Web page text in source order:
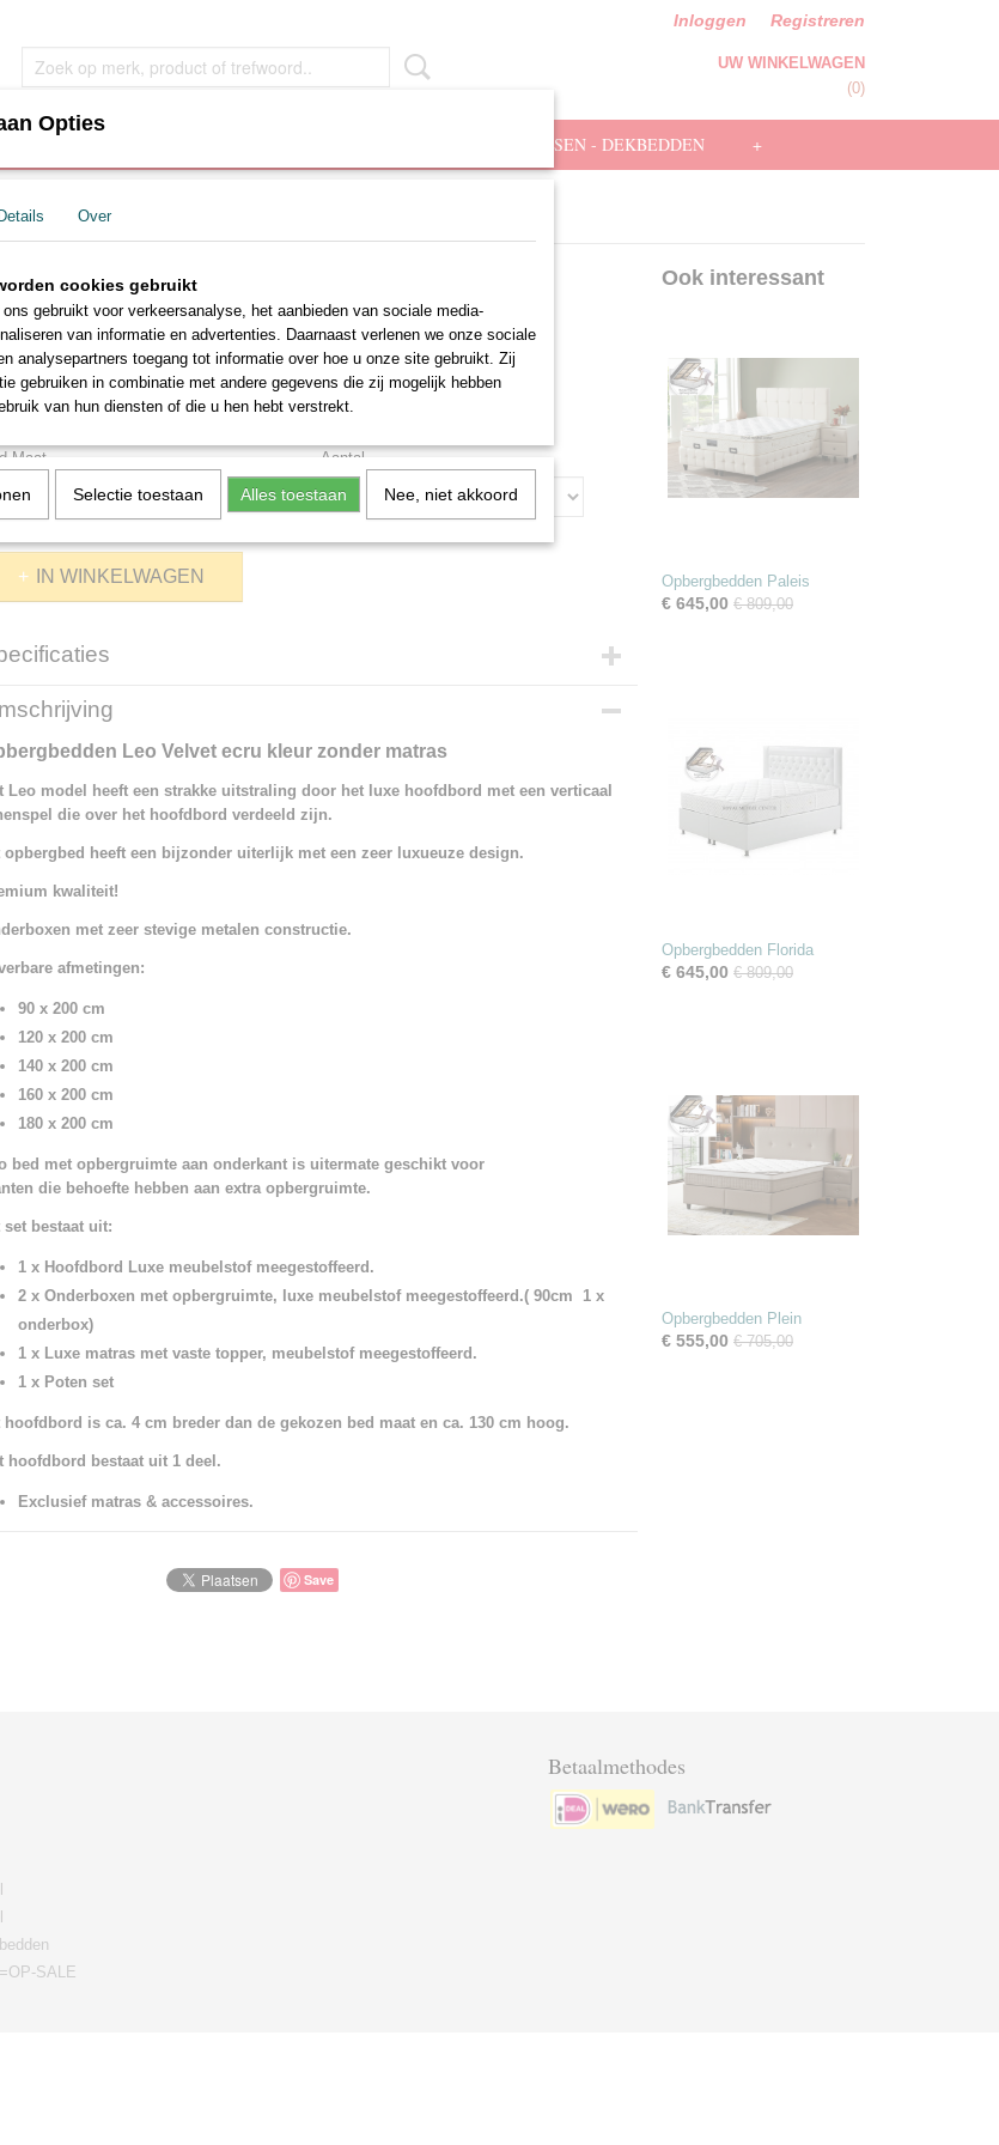
Inloggen Registreren
UW WINKELWAGEN
(0)
HOOFDKUSSEN - DEKBEDDEN +
Leo Velvet ecru kleur zonder matras
Leo Velvet ecru
zonder matras
€ 820,00 (inclusief btw 21%)
Maat Aantal
IN WINKELWAGEN
Leo Velvet ecru kleur zonder matras
Leo model heeft een strakke uitstraling door het luxe hoofdbord met een verticaal
die over het hoofdbord verdeeld zijn.
opbergbed heeft een bijzonder uiterlijk met een zeer luxueuze design.
kwaliteit!
met zeer stevige metalen constructie.
afmetingen:
90 x 200 cm
120 x 200 cm
140 x 200 cm
160 x 200 cm
180 x 200 cm
bed met opbergruimte aan onderkant is uitermate geschikt voor
die behoefte hebben aan extra opbergruimte.
set bestaat uit:
1 x Hoofdbord Luxe meubelstof meegestoffeerd.
2 x Onderboxen met opbergruimte, luxe meubelstof meegestoffeerd.( 90cm 1 x
onderbox)
1 x Luxe matras met vaste topper, meubelstof meegestoffeerd.
1 x Poten set
hoofdbord is ca. 4 cm breder dan de gekozen bed maat en ca. 130 cm hoog.
hoofdbord bestaat uit 1 deel.
Exclusief matras & accessoires.
Save
Ook interessant
Opbergbedden Paleis
€ 645,00 € 809,00
Opbergbedden Florida
€ 645,00 € 809,00
Opbergbedden Plein
€ 555,00 € 705,00
SALE
Betaalmethodes
Opties
Details Over
cookies gebruikt
gebruikt voor verkeersanalyse, het aanbieden van sociale media-
van informatie en advertenties. Daarnaast verlenen we onze sociale
analysepartners toegang tot informatie over hoe u onze site gebruikt. Zij
gebruiken in combinatie met andere gegevens die zij mogelijk hebben
van hun diensten of die u hen hebt verstrekt.
Selectie toestaan Alles toestaan Nee, niet akkoord